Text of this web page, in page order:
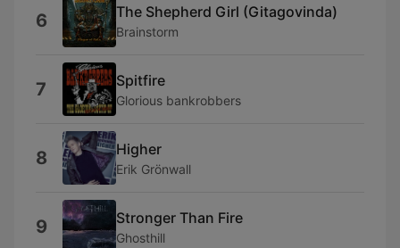
6 The Shepherd Girl (Gitagovinda)
Brainstorm
7 Spitfire
Glorious bankrobbers
8 Higher
Erik Grönwall
9 Stronger Than Fire
Ghosthill